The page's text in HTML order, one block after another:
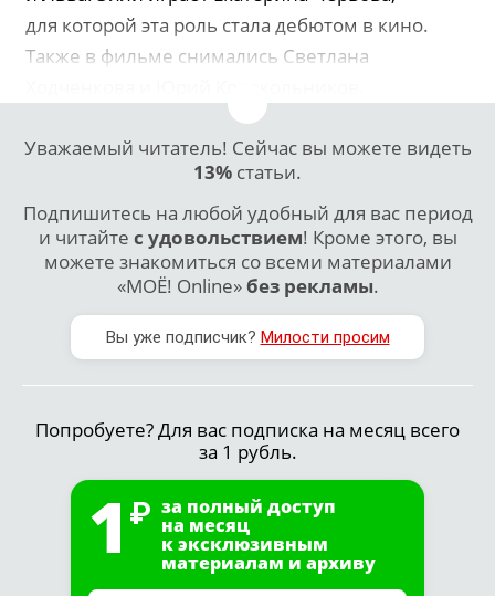
для которой эта роль стала дебютом в кино.
Также в фильме снимались Светлана
Уважаемый читатель! Сейчас вы можете видеть
13% статьи.
Подпишитесь на любой удобный для вас период
и читайте с удовольствием! Кроме этого, вы
можете знакомиться со всеми материалами
«МОЁ! Online»без рекламы.
Вы уже подписчик? Милости просим
Попробуете? Для вас подписка на месяц всего
за 1 рубль.
1 за полный доступ
на месяц
к эксклюзивным
материалам и архиву